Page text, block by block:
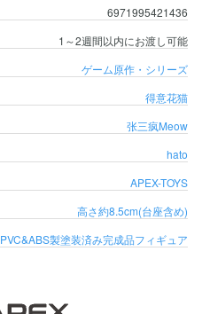
6971995421436
1～2週間以内にお渡し可能
ゲーム原作・シリーズ
得意花猫
张三疯Meow
hato
APEX-TOYS
高さ約8.5cm(台座含め)
PVC&ABS製塗装済み完成品フィギュア